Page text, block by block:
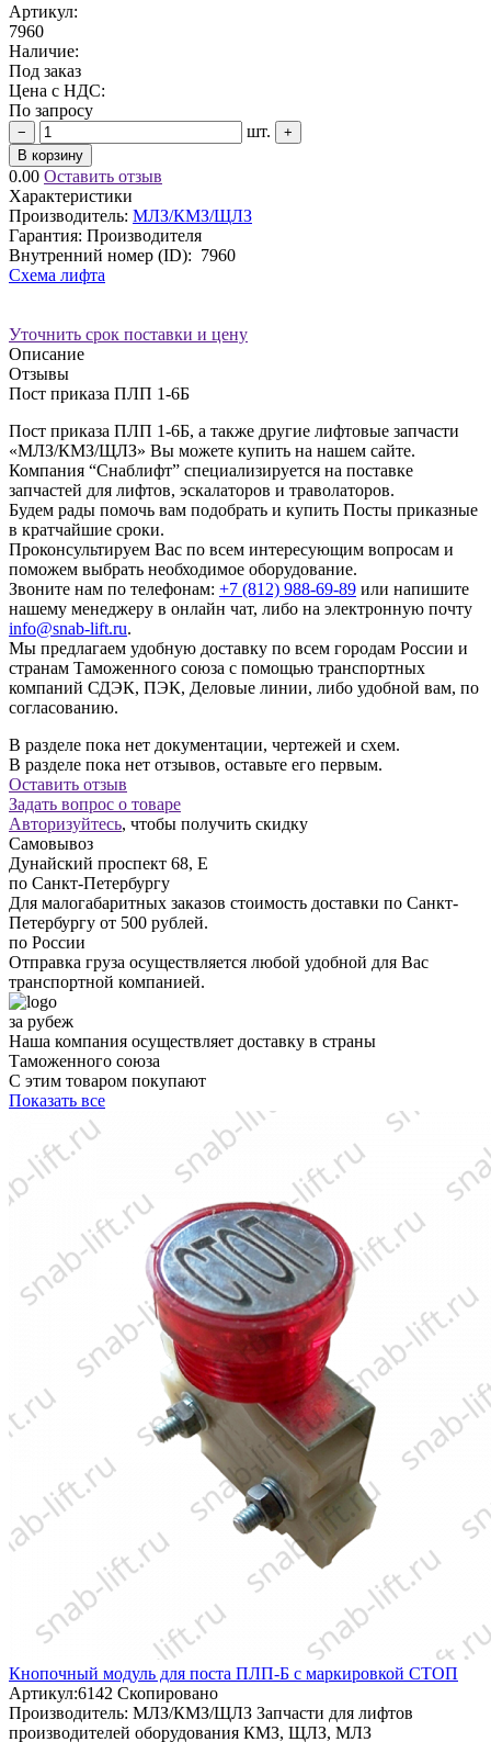
Артикул:
7960
Наличие:
Под заказ
Цена с НДС:
По запросу
− шт.
+
В корзину
0.00 Оставить отзыв
Характеристики
Производитель: МЛЗ/КМЗ/ЩЛЗ
Гарантия: Производителя
Внутренний номер (ID): 7960
Схема лифта
Уточнить срок поставки и цену
Описание
Отзывы
Пост приказа ПЛП 1-6Б
Пост приказа ПЛП 1-6Б, а также другие лифтовые запчасти
«МЛЗ/КМЗ/ЩЛЗ» Вы можете купить на нашем сайте.
Компания “Снаблифт” специализируется на поставке
запчастей для лифтов, эскалаторов и траволаторов.
Будем рады помочь вам подобрать и купить Посты приказные
в кратчайшие сроки.
Проконсультируем Вас по всем интересующим вопросам и
поможем выбрать необходимое оборудование.
Звоните нам по телефонам: +7 (812) 988-69-89 или напишите
нашему менеджеру в онлайн чат, либо на электронную почту
info@snab-lift.ru.
Мы предлагаем удобную доставку по всем городам России и
странам Таможенного союза с помощью транспортных
компаний СДЭК, ПЭК, Деловые линии, либо удобной вам, по
согласованию.
В разделе пока нет документации, чертежей и схем.
В разделе пока нет отзывов, оставьте его первым.
Оставить отзыв
Задать вопрос о товаре
Авторизуйтесь, чтобы получить скидку
Самовывоз
Дунайский проспект 68, Е
по Санкт-Петербургу
Для малогабаритных заказов стоимость доставки по Санкт-
Петербургу от 500 рублей.
по России
Отправка груза осуществляется любой удобной для Вас
транспортной компанией.
за рубеж
Наша компания осуществляет доставку в страны
Таможенного союза
С этим товаром покупают
Показать все
Кнопочный модуль для поста ПЛП-Б с маркировкой СТОП
Артикул:6142 Скопировано
Производитель: МЛЗ/КМЗ/ЩЛЗ Запчасти для лифтов
производителей оборудования КМЗ, ЩЛЗ, МЛЗ